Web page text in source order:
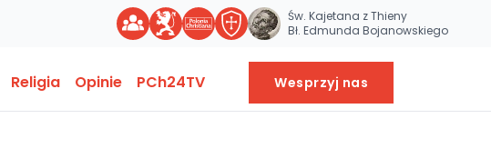
Św. Kajetana z Thieny
Bł. Edmunda Bojanowskiego
Religia Opinie PCh24TV Wesprzyj nas